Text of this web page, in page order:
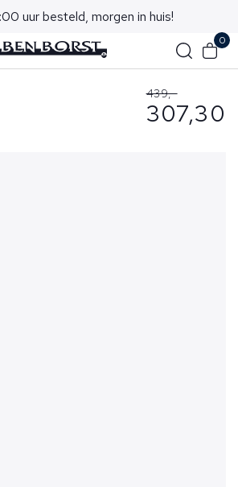
uur besteld, morgen in huis!
0
439,-
307,30